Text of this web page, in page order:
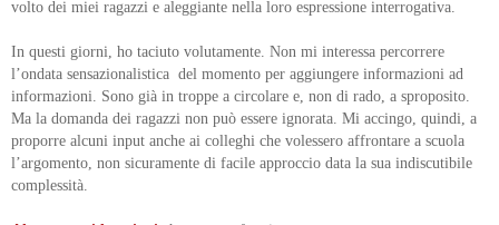
volto dei miei ragazzi e aleggiante nella loro espressione interrogativa.
In questi giorni, ho taciuto volutamente. Non mi interessa percorrere
l’ondata sensazionalistica del momento per aggiungere informazioni ad
informazioni. Sono già in troppe a circolare e, non di rado, a sproposito.
Ma la domanda dei ragazzi non può essere ignorata. Mi accingo, quindi, a
proporre alcuni input anche ai colleghi che volessero affrontare a scuola
l’argomento, non sicuramente di facile approccio data la sua indiscutibile
complessità.